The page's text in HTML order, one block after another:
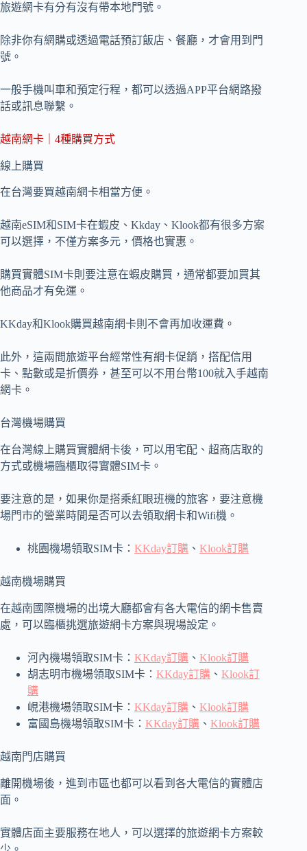
旅遊網卡有分有沒有帶本地門號。
除非你有網購或透過電話預訂飯店、餐廳，才會用到門
號。
一般手機叫車和預定行程，都可以透過APP平台網路撥
話或訊息聯繫。
越南網卡｜4種購買方式
線上購買
在台灣要買越南網卡相當方便。
越南eSIM和SIM卡在蝦皮、Kkday、Klook都有很多方案
可以選擇，不僅方案多元，價格也實惠。
購買實體SIM卡則要注意在蝦皮購買，通常都要加買其
他商品才有免運。
KKday和Klook購買越南網卡則不會再加收運費。
此外，這兩間旅遊平台經常性有網卡促銷，搭配信用
卡、點數或是折價券，甚至可以不用台幣100就入手越南
網卡。
台灣機場購買
在台灣線上購買實體網卡後，可以用宅配、超商店取的
方式或機場臨櫃取得實體SIM卡。
要注意的是，如果你是搭乘紅眼班機的旅客，要注意機
場門市的營業時間是否可以去領取網卡和Wifi機。
桃園機場領取SIM卡： KKday訂購 、 Klook訂購
越南機場購買
在越南國際機場的出境大廳都會有各大電信的網卡售賣
處，可以臨櫃挑選旅遊網卡方案與現場設定。
河內機場領取SIM卡： KKday訂購 、 Klook訂購
胡志明市機場領取SIM卡： KKday訂購 、 Klook訂
購
峴港機場領取SIM卡： KKday訂購 、 Klook訂購
富國島機場領取SIM卡： KKday訂購 、 Klook訂購
越南門店購買
離開機場後，進到市區也都可以看到各大電信的實體店
面。
實體店面主要服務在地人，可以選擇的旅遊網卡方案較